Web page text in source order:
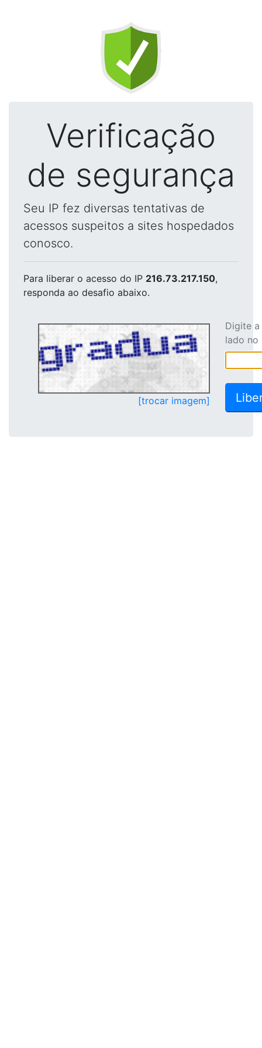
Verificação
de segurança
Seu IP fez diversas tentativas de
acessos suspeitos a sites hospedados
conosco.
Para liberar o acesso do IP 216.73.217.150,
responda ao desafio abaixo.
[trocar imagem]
Digite
lado no